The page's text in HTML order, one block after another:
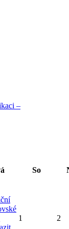
–
So
1 2